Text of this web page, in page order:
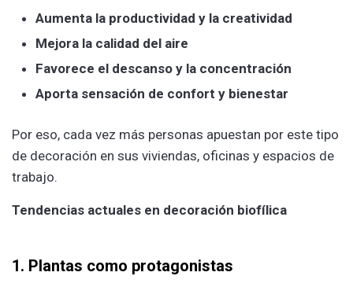
Aumenta la productividad y la creatividad
Mejora la calidad del aire
Favorece el descanso y la concentración
Aporta sensación de confort y bienestar
Por eso, cada vez más personas apuestan por este tipo
de decoración en sus viviendas, oficinas y espacios de
trabajo.
Tendencias actuales en decoración biofílica
1. Plantas como protagonistas